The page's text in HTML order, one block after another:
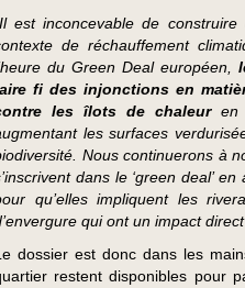
est inconcevable de
de réchauffement
du Green Deal européen,
fi des injonctions en
les îlots de chaleuren
les surfaces
Nous continuerons à
dans le ‘green deal’
qu’elles impliquent les
qui ont un impact
dossier est donc dans les
restent disponibles pour